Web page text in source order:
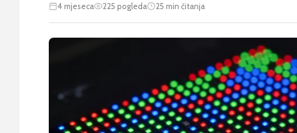
4 mjeseca 225 pogleda 25 min čitanja